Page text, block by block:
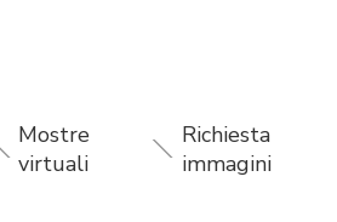
Mostre
virtuali
Richiesta
immagini